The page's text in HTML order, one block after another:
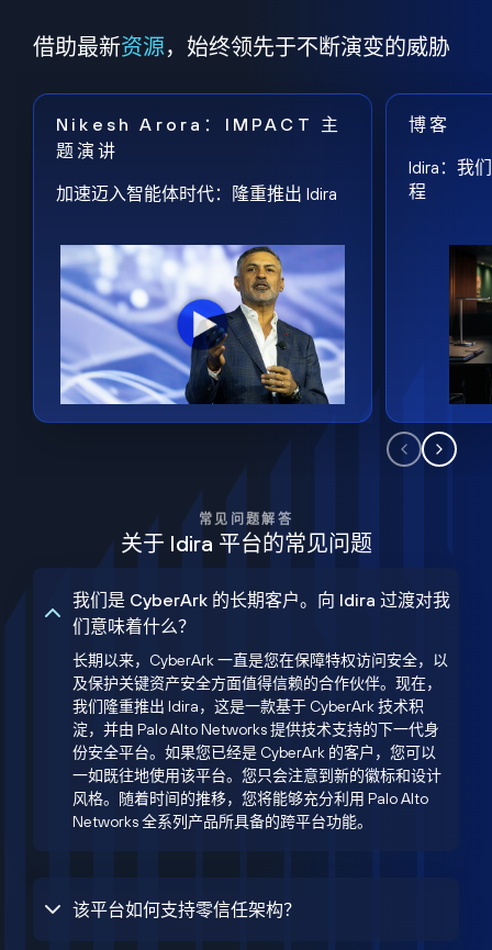
借助最新资源，始终领先于不断演变的威胁
Nikesh Arora：IMPACT 主
题演讲
加速迈入智能体时代：隆重推出 Idira
博客
Idira：我
程
常见问题解答
关于 Idira 平台的常见问题
我们是 CyberArk 的长期客户。向 Idira 过渡对我
们意味着什么？
长期以来，CyberArk 一直是您在保障特权访问安全，以
及保护关键资产安全方面值得信赖的合作伙伴。现在，
我们隆重推出 Idira，这是一款基于 CyberArk 技术积
淀，并由 Palo Alto Networks 提供技术支持的下一代身
份安全平台。如果您已经是 CyberArk 的客户，您可以
一如既往地使用该平台。您只会注意到新的徽标和设计
风格。随着时间的推移，您将能够充分利用 Palo Alto
Networks 全系列产品所具备的跨平台功能。
该平台如何支持零信任架构？